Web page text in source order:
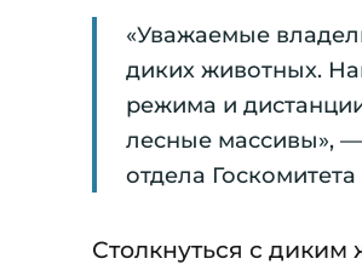
«Уважаемые
диких животных.
режима и
лесные массивы»,
отдела
Столкнуться с